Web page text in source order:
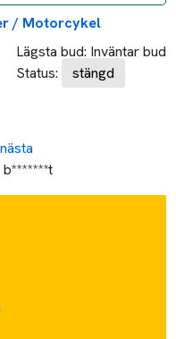
/ Motorcykel
Lägsta bud: Inväntar bud
Status:
stängd
nästa